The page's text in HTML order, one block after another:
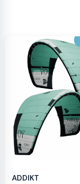
ADDIKT